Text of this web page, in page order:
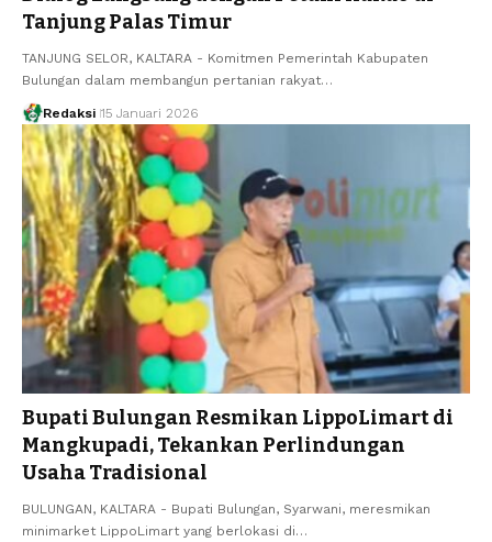
Tanjung Palas Timur
TANJUNG SELOR, KALTARA - Komitmen Pemerintah Kabupaten
Bulungan dalam membangun pertanian rakyat…
Redaksi 15 Januari 2026
Bupati Bulungan Resmikan LippoLimart di
Mangkupadi, Tekankan Perlindungan
Usaha Tradisional
BULUNGAN, KALTARA - Bupati Bulungan, Syarwani, meresmikan
minimarket LippoLimart yang berlokasi di…